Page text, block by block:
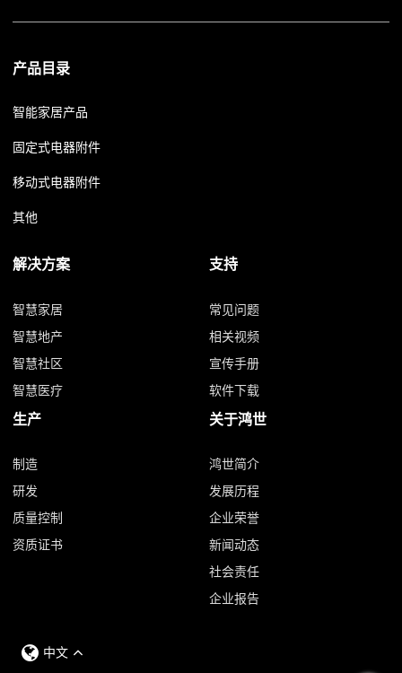
产品目录
智能家居产品
固定式电器附件
移动式电器附件
其他
解决方案
智慧家居
智慧地产
智慧社区
智慧医疗
支持
常见问题
相关视频
宣传手册
软件下载
生产
制造
研发
质量控制
资质证书
关于鸿世
鸿世简介
发展历程
企业荣誉
新闻动态
社会责任
企业报告
中文